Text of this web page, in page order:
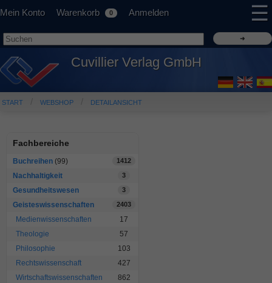
Mein Konto Warenkorb 0 Anmelden ☰
Cuvillier Verlag GmbH
START WEBSHOP DETAILANSICHT
Fachbereiche
Buchreihen (99) 1412
Nachhaltigkeit 3
Gesundheitswesen 3
Geisteswissenschaften 2403
Medienwissenschaften
17
Theologie
57
Philosophie
103
Rechtswissenschaft
427
Wirtschaftswissenschaften
862